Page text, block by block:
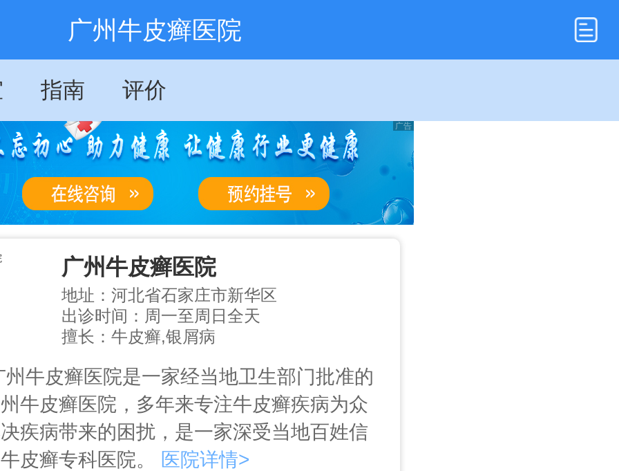
广州牛皮癣医院
指南 评价
广州牛皮癣医院
地址：河北省石家庄市新华区
出诊时间：周一至周日全天
擅长：牛皮癣,银屑病
州牛皮癣医院是一家经当地卫生部门批准的
牛皮癣医院，多年来专注牛皮癣疾病为众
疾病带来的困扰，是一家深受当地百姓信
皮癣专科医院。
医院详情>